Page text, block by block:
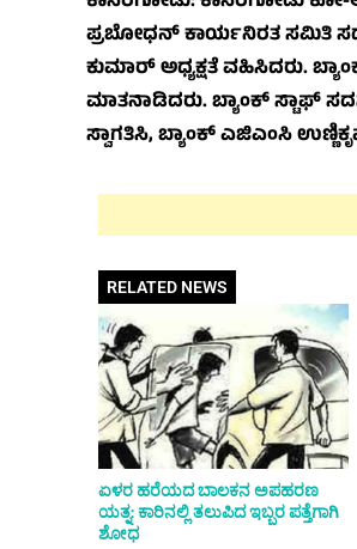
ಪ್ರಬೋಧನ್ ಕಾರ್ಯನಿರತ ಸಮಿತಿ
ಕುಮಾರ್ ಅಧ್ಯಕ್ಷತೆ ವಹಿಸಿದರು.
ಮಾತನಾಡಿದರು. ಬ್ಯಾಂಕ್ ಸ್ಟಾಫ್
ಸ್ವಾಗತಿಸಿ, ಬ್ಯಾಂಕ್ ಎಜಿಎಂಸಿ
RELATED NEWS
ಏಳರ ಹರೆಯದ ಬಾಲಕನ ಅಪಹರಣ
ಯತ್ನ: ಕಾರಿನಲ್ಲಿ ತಲುಪಿದ ಇಬ್ಬರ ಪತ್ತೆಗಾಗಿ
ಶೋಧ